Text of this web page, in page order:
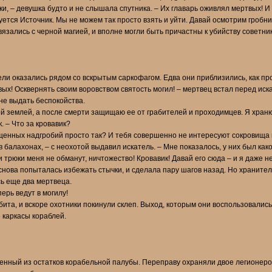
– девушка будто и не слышала спутника. – Их главарь оживлял мертвых! И
Источник. Мы не можем так просто взять и уйти. Давай осмотрим
с черной магией, и вполне могли быть причастны к убийству
оказались рядом со вскрытым саркофагом. Едва они приблизились, как
Осквернять своим воровством святость могил! – мертвец встал перед
выдать беспокойства.
землей, а после смерти защищаю ее от грабителей и проходимцев. Я
Что за кровавик?
надгробий просто так? И тебя совершенно не интересуют сокровища
– с неохотой выдавил искатель. – Мне показалось, у них был
меня не обманут, ничтожество! Кровавик! Давай его сюда – и я даже
попыталась избежать стычки, и сделала пару шагов назад. Но
еще два мертвеца.
ведут в могилу!
и вскоре охотники покинули склеп. Выход, которым они
кораблей.
из остатков корабельной палубы. Переправу охраняли двое